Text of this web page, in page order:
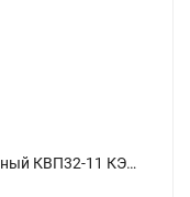
Контакт вспомогательный поперечный КВП32-11 КЭАЗ 270386 - фото